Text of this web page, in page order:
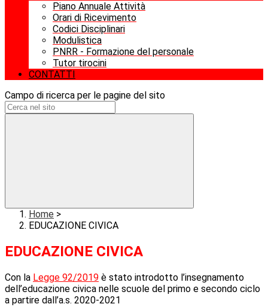
Piano Annuale Attività
Orari di Ricevimento
Codici Disciplinari
Modulistica
PNRR - Formazione del personale
Tutor tirocini
CONTATTI
Campo di ricerca per le pagine del sito
Home >
EDUCAZIONE CIVICA
EDUCAZIONE CIVICA
Con la Legge 92/2019 è stato introdotto l’insegnamento
dell’educazione civica nelle scuole del primo e secondo ciclo
a partire dall’a.s. 2020-2021